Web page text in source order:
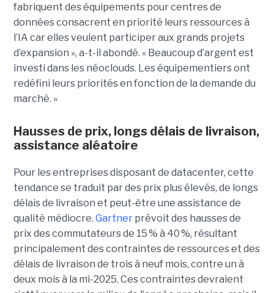
fabriquent des équipements pour centres de
données consacrent en priorité leurs ressources à
l’IA car elles veulent participer aux grands projets
d’expansion », a-t-il abondé. « Beaucoup d’argent est
investi dans les néoclouds. Les équipementiers ont
redéfini leurs priorités en fonction de la demande du
marché. »
Hausses de prix, longs délais de livraison,
assistance aléatoire
Pour les entreprises disposant de datacenter, cette
tendance se traduit par des prix plus élevés, de longs
délais de livraison et peut-être une assistance de
qualité médiocre. Gartnerprévoit des hausses de
prix des commutateurs de 15 % à 40 %, résultant
principalement des contraintes de ressources et des
délais de livraison de trois à neuf mois, contre un à
deux mois à la mi-2025. Ces contraintes devraient